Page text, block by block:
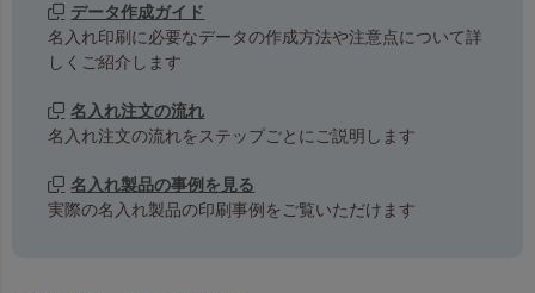
データ作成ガイド
名入れ印刷に必要なデータの作成方法や注意点について詳
しくご紹介します
名入れ注文の流れ
名入れ注文の流れをステップごとにご説明します
名入れ製品の事例を見る
実際の名入れ製品の印刷事例をご覧いただけます